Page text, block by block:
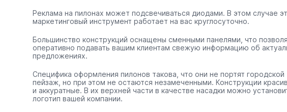
Реклама на пилонах может подсвечиваться диодами. В этом случае
маркетинговый инструмент работает на вас круглосуточно.
Большинство конструкций оснащены сменными панелями, что
оперативно подавать вашим клиентам свежую информацию об
предложениях.
Специфика оформления пилонов такова, что они не портят городской
пейзаж, но при этом не остаются незамеченными. Конструкции
и аккуратные. В их верхней части в качестве насадки можно
логотип вашей компании.